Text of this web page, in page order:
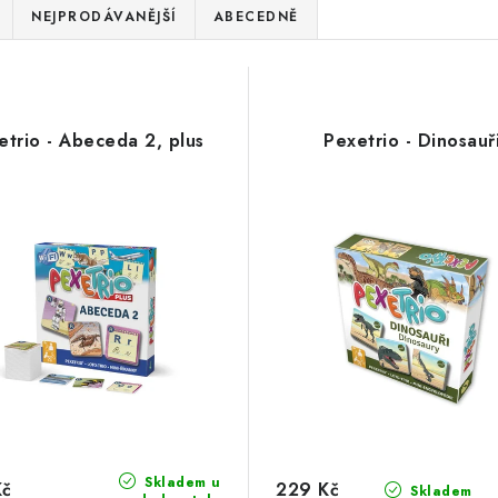
NEJPRODÁVANĚJŠÍ ABECEDNĚ
- Abeceda 2, plus
Skladem u
Pexetrio -
Skladem
229 Kč